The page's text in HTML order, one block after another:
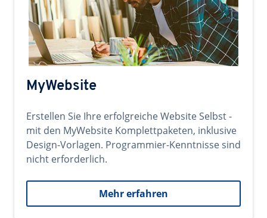
MyWebsite
Erstellen Sie Ihre erfolgreiche Website Selbst -
mit den MyWebsite Komplettpaketen, inklusive
Design-Vorlagen. Programmier-Kenntnisse sind
nicht erforderlich.
Mehr erfahren